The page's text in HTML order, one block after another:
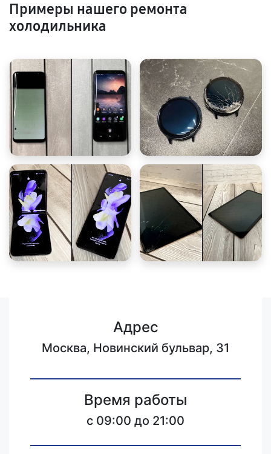
Примеры нашего ремонта
холодильника
Адрес
Москва, Новинский бульвар, 31
Время работы
c 09:00 до 21:00